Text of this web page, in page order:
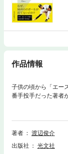
作品情報
子供の頃から「エー
番手投手だった著者
れた理由は？ 目か
著者
渡辺俊介
出版社
光文社